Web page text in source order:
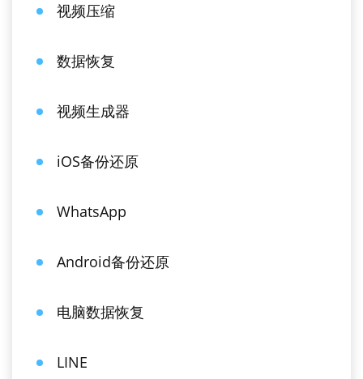
视频压缩
数据恢复
视频生成器
iOS备份还原
WhatsApp
Android备份还原
电脑数据恢复
LINE